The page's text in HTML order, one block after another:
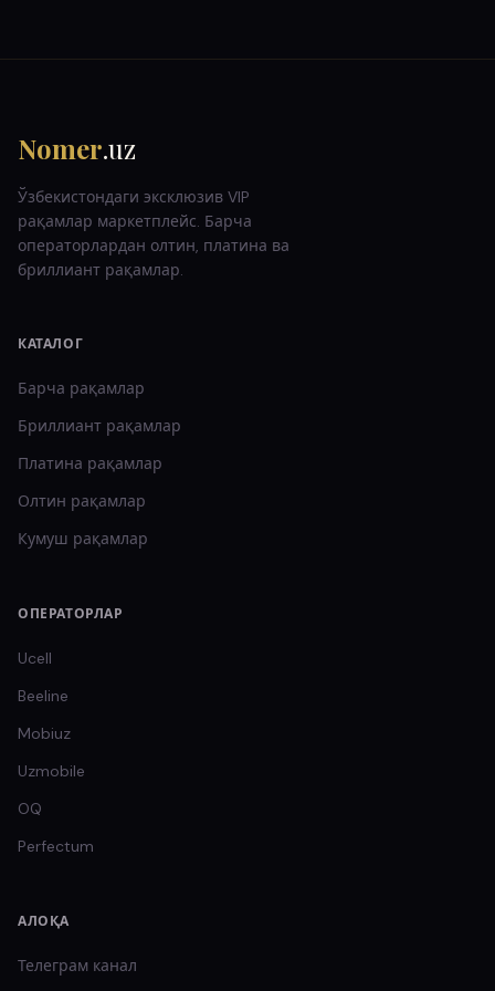
Nomer.uz
Ўзбекистондаги эксклюзив VIP
рақамлар маркетплейс. Барча
операторлардан олтин, платина ва
бриллиант рақамлар.
КАТАЛОГ
Барча рақамлар
Бриллиант рақамлар
Платина рақамлар
Олтин рақамлар
Кумуш рақамлар
ОПЕРАТОРЛАР
Ucell
Beeline
Mobiuz
Uzmobile
OQ
Perfectum
АЛОҚА
Телеграм канал